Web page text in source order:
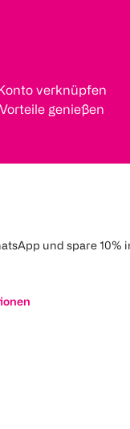
verknüpfen
genießen
und spare 10%